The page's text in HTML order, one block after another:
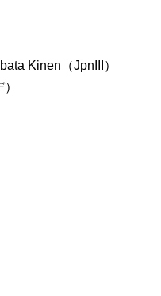
Kinen（JpnIII）